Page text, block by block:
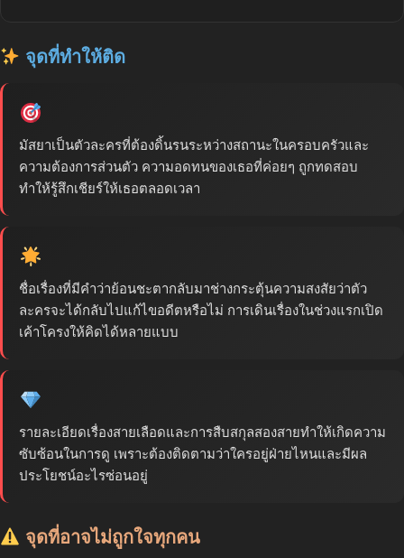
จุดที่ทำให้ติด
มัสยาเป็นตัวละครที่ต้องดิ้นรนระหว่างสถานะในครอบครัวและ
ความต้องการส่วนตัว ความอดทนของเธอที่ค่อยๆ ถูกทดสอบ
ทำให้รู้สึกเชียร์ให้เธอตลอดเวลา
ชื่อเรื่องที่มีคำว่าย้อนชะตากลับมาช่างกระตุ้นความสงสัยว่าตัว
ละครจะได้กลับไปแก้ไขอดีตหรือไม่ การเดินเรื่องในช่วงแรกเปิด
เค้าโครงให้คิดได้หลายแบบ
รายละเอียดเรื่องสายเลือดและการสืบสกุลสองสายทำให้เกิดความ
ซับซ้อนในการดู เพราะต้องติดตามว่าใครอยู่ฝ่ายไหนและมีผล
ประโยชน์อะไรซ่อนอยู่
จุดที่อาจไม่ถูกใจทุกคน